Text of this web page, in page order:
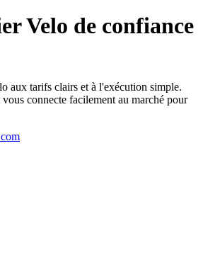
Velo de confiance
aux tarifs clairs et à l'exécution simple.
connecte facilement au marché pour